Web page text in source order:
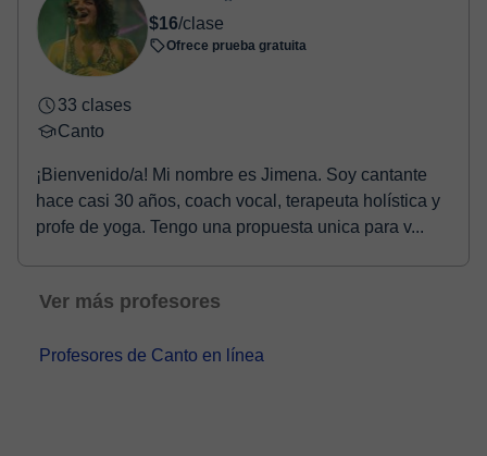
Una vez realices el pago de la clase, recibirás un email de
confirmación de la reserva.
$16/clase
Ofrece prueba gratuita
33 clases
Canto
¡Bienvenido/a! Mi nombre es Jimena. Soy cantante
hace casi 30 años, coach vocal, terapeuta holística y
profe de yoga. Tengo una propuesta unica para v...
Ver más profesores
Profesores de Canto en línea